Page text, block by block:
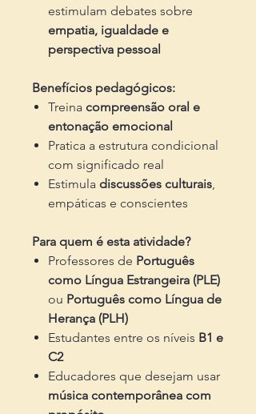
estimulam debates sobre
empatia, igualdade e
perspectiva pessoal
Benefícios pedagógicos:
Treina compreensão oral e
entonação emocional
Pratica a estrutura condicional
com significado real
Estimula discussões culturais,
empáticas e conscientes
Para quem é esta atividade?
Professores de Português
como Língua Estrangeira (PLE)
ou Português como Língua de
Herança (PLH)
Estudantes entre os níveis B1 e
C2
Educadores que desejam usar
música contemporânea com